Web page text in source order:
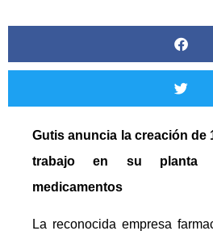
Gutis anuncia la creación de
trabajo en su planta
medicamentos
La reconocida empresa